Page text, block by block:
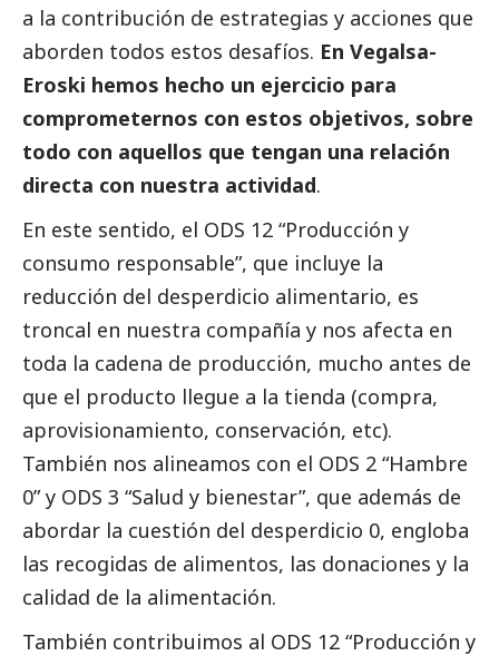
a la contribución de estrategias y acciones que
aborden todos estos desafíos. En Vegalsa-
Eroski hemos hecho un ejercicio para
comprometernos con estos objetivos, sobre
todo con aquellos que tengan una relación
directa con nuestra actividad.
En este sentido, el ODS 12 “Producción y
consumo responsable”, que incluye la
reducción del desperdicio alimentario, es
troncal en nuestra compañía y nos afecta en
toda la cadena de producción, mucho antes de
que el producto llegue a la tienda (compra,
aprovisionamiento, conservación, etc).
También nos alineamos con el ODS 2 “Hambre
0” y ODS 3 “Salud y bienestar”, que además de
abordar la cuestión del desperdicio 0, engloba
las recogidas de alimentos, las donaciones y la
calidad de la alimentación.
También contribuimos al ODS 12 “Producción y